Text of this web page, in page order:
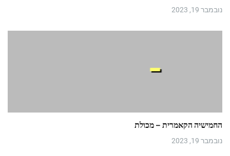
נובמבר 19, 2023
החמישיה הקאמרית – מכולת
נובמבר 19, 2023